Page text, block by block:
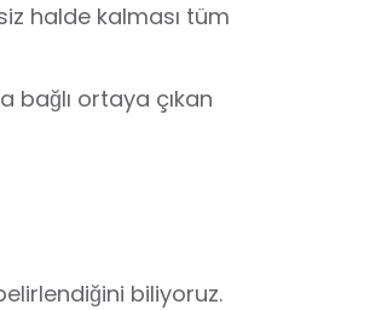
halde kalması tüm
bağlı ortaya çıkan
biliyoruz.